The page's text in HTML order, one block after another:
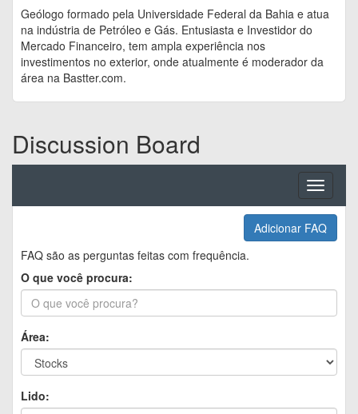
Geólogo formado pela Universidade Federal da Bahia e atua
na indústria de Petróleo e Gás. Entusiasta e Investidor do
Mercado Financeiro, tem ampla experiência nos
investimentos no exterior, onde atualmente é moderador da
área na Bastter.com.
Discussion Board
Toggle
Adicionar FAQ
FAQ são as perguntas feitas com frequência.
O que você procura:
Área:
Lido: